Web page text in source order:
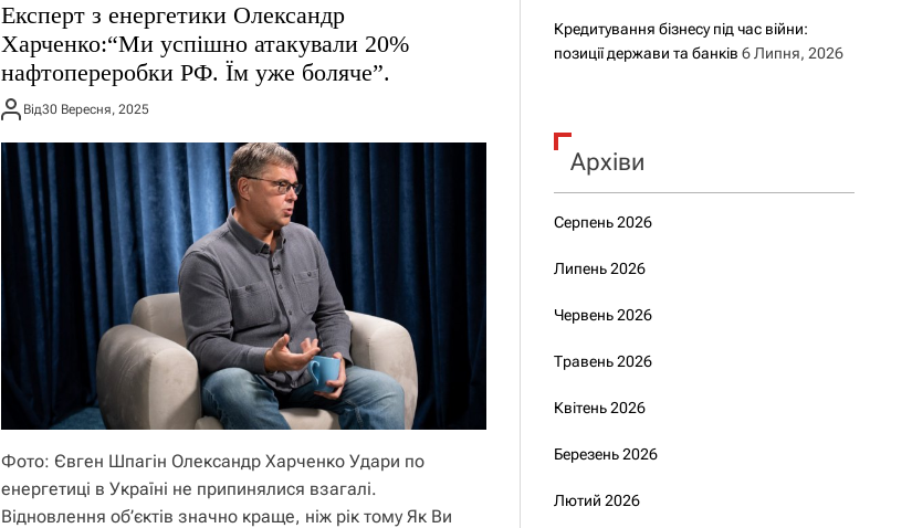
Експерт з енергетики Олександр
Харченко:“Ми успішно атакували 20%
нафтопереробки РФ. Їм уже боляче”.
Від30 Вересня, 2025
Фото: Євген Шпагін Олександр Харченко Удари по
енергетиці в Україні не припинялися взагалі.
Відновлення об’єктів значно краще, ніж рік тому Як Ви
Кредитування бізнесу під час війни:
позиції держави та банків 6 Липня, 2026
Архіви
Серпень 2026
Липень 2026
Червень 2026
Травень 2026
Квітень 2026
Березень 2026
Лютий 2026